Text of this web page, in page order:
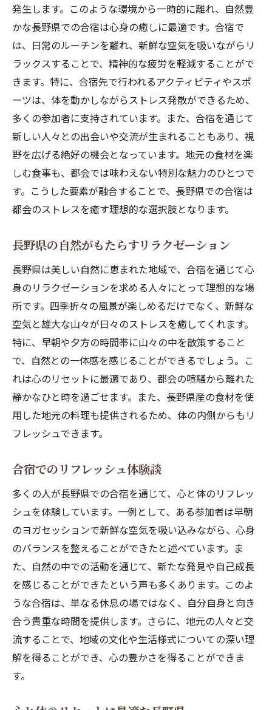
静寂の中で見つける自分
心の声に耳を傾ける時間
自己成長を促す合宿の過ごし方
合宿で得る新たな視点
スポーツとレジャーで満喫する長野県の合宿プ
ラン
自然の中で楽しむスポーツ合宿
レジャー活動でリフレッシュ
アクティブな合宿プランの魅力
長野県ならではのスポーツ体験
合宿での忘れられない思い出作り
アウトドアを楽しむ合宿のすすめ
介
知る人ぞ知る合宿スポット
大自然に囲まれた宿泊施設
自然を満喫できるおすすめスポット
長野県の合宿地図
地域密着型の合宿地
自然とともに過ごす贅沢な時間
長野県の合宿で心と体をリセットしよう
合宿でのリセット体験談
心身の調和を図る合宿の魅力
合宿を機に健康的な生活習慣を
長野県の自然がもたらす再生効果
心と体をリセットする方法
心身を癒やす長野県の自然豊かな合宿体験
自然療法を活かした合宿
心身を癒す静かな環境
リラクゼーションを追求する合宿
心身を癒す長野の自然
発生します。このような環境から一時的に離れ、自然豊
かな長野県での合宿は心身の癒しに最適です。合宿で
は、日常のルーチンを離れ、新鮮な空気を吸いながらリ
ラックスすることで、精神的な疲労を軽減することがで
きます。特に、合宿先で行われるアクティビティやスポ
ーツは、体を動かしながらストレス発散ができるため、
多くの参加者に支持されています。また、合宿を通じて
新しい人々との出会いや交流が生まれることもあり、視
野を広げる絶好の機会となっています。地元の食材を楽
しむ食事も、都会では味わえない特別な魅力のひとつで
す。こうした要素が融合することで、長野県での合宿は
都会のストレスを癒す理想的な選択肢となります。
長野県の自然がもたらすリラクゼーション
長野県は美しい自然に恵まれた地域で、合宿を通じて心
身のリラクゼーションを求める人々にとって理想的な場
所です。四季折々の風景が楽しめるだけでなく、新鮮な
空気と雄大な山々が日々のストレスを癒してくれます。
特に、早朝や夕方の時間帯に山々の中を散策すること
で、自然との一体感を感じることができるでしょう。こ
れは心のリセットに最適であり、都会の喧騒から離れた
静かなひと時を過ごせます。また、長野県産の食材を使
用した地元の料理も提供されるため、体の内側からもリ
フレッシュできます。
合宿でのリフレッシュ体験談
多くの人が長野県での合宿を通じて、心と体のリフレッ
シュを体験しています。一例として、ある参加者は早朝
のヨガセッションで新鮮な空気を吸い込みながら、心身
のバランスを整えることができたと述べています。ま
た、自然の中での活動を通じて、新たな発見や自己成長
を感じることができたという声も多くあります。このよ
うな合宿は、単なる休息の場ではなく、自分自身と向き
合う貴重な時間を提供します。さらに、地元の人々と交
流することで、地域の文化や生活様式についての深い理
解を得ることができ、心の豊かさを得ることができま
す。